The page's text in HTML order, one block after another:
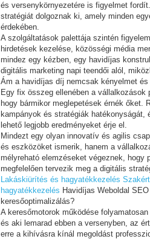
és versenykörnyezetére is figyelmet
stratégiát dolgoznak ki, amely minden
érdekében.
A szolgáltatások palettája szintén
hirdetések kezelése, közösségi média
mindez egy kézben, egy havidíjas
digitális marketing napi teendői alól,
Ám a havidíjas díj nemcsak kényelmet
Egy fix összeg ellenében a
hogy bármikor meglepetések érnék őket.
kampányok és stratégiák
lehető legjobb eredményeket érje el.
Mindezt egy olyan innovatív és agilis
és eszközöket ismerik, hanem a
mélyreható elemzéseket végeznek, hogy
megfelelően tervezik meg a digitális
Lakáskiürítés és hagyatékkezelés
hagyatékkezelés Havidíjas Weboldal
keresőoptimalizálás?
A keresőmotorok működése
és aki lemarad ebben a versenyben, az
erre a kihívásra kínál megoldást